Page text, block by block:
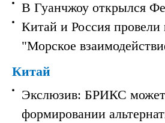
В Гуанчжоу открылся
Китай и Россия
"Морское
Китай
Экслюзив: БРИКС может
формировании